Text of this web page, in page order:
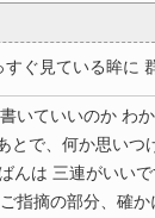
ぐ見ている眸に
いていいのか わ
とで、何か思いつ
んは 三連がいい
指摘の部分、確